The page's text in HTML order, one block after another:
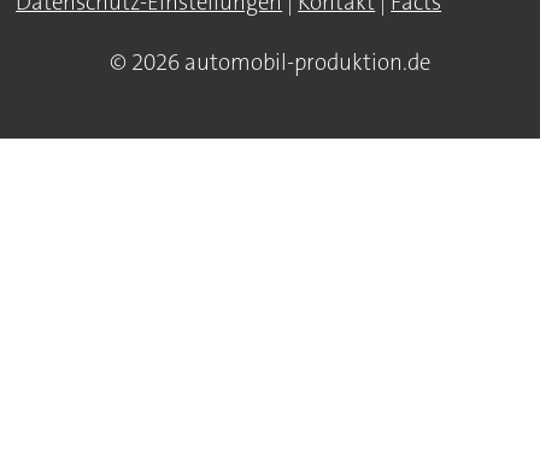
© 2026 automobil-produktion.de